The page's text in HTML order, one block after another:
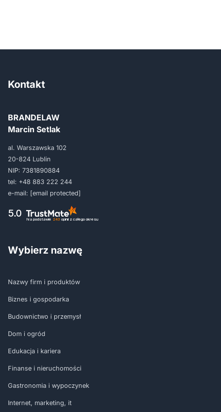
Kontakt
BRANDELAW
Marcin Setlak
al. Warszawska 102
20-824 Lublin
NIP: 7381890884
tel: +48 883 222 244
e-mail: [email protected]
5.0
Na podstawie 243 opinii z całego okresu
Wybierz nazwę
Nazwy firm i produktów
Biznes i gospodarka
Budownictwo i przemysł
Dom i ogród
Edukacja i kariera
Finanse i nieruchomości
Gastronomia i wypoczynek
Internet, marketing, it